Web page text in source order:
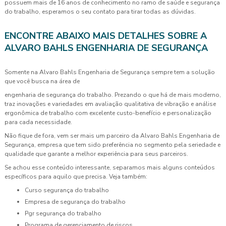
possuem mais de 16 anos de conhecimento no ramo de saúde e segurança
do trabalho, esperamos o seu contato para tirar todas as dúvidas.
ENCONTRE ABAIXO MAIS DETALHES SOBRE A
ALVARO BAHLS ENGENHARIA DE SEGURANÇA
Somente na Alvaro Bahls Engenharia de Segurança sempre tem a solução
que você busca na área de
engenharia de segurança do trabalho. Prezando o que há de mais moderno,
traz inovações e variedades em avaliação qualitativa de vibração e análise
ergonômica de trabalho com excelente custo-benefício e personalização
para cada necessidade.
Não fique de fora, vem ser mais um parceiro da Alvaro Bahls Engenharia de
Segurança, empresa que tem sido preferência no segmento pela seriedade e
qualidade que garante a melhor experiência para seus parceiros.
Se achou esse conteúdo interessante, separamos mais alguns conteúdos
específicos para aquilo que precisa. Veja também:
curso segurança do trabalho
empresa de segurança do trabalho
pgr segurança do trabalho